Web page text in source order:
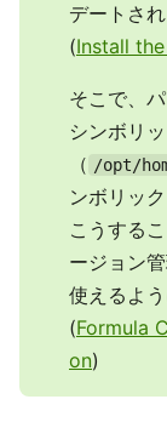
デートされ
(Install
そこで、
シンボリ
（ /opt/
ンボリッ
こうする
ージョン
使えるよう
(Formula
on)